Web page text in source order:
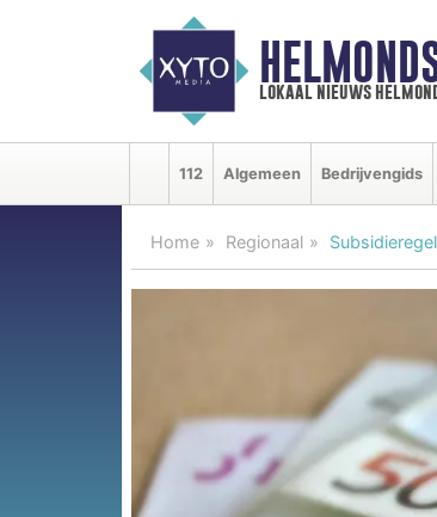
lokaal nieuws
112 Algemeen Bedrijvengids
Home Regionaal